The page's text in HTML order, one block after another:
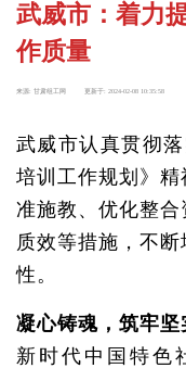
武威市：着力
作质量
来源: 甘肃组工网 更新于: 2024-02-08 10:35:58
武威市认真贯彻
培训工作规划》
准施教、优化整合
质效等措施，不
性。
凝心铸魂，筑牢坚
新时代中国特色